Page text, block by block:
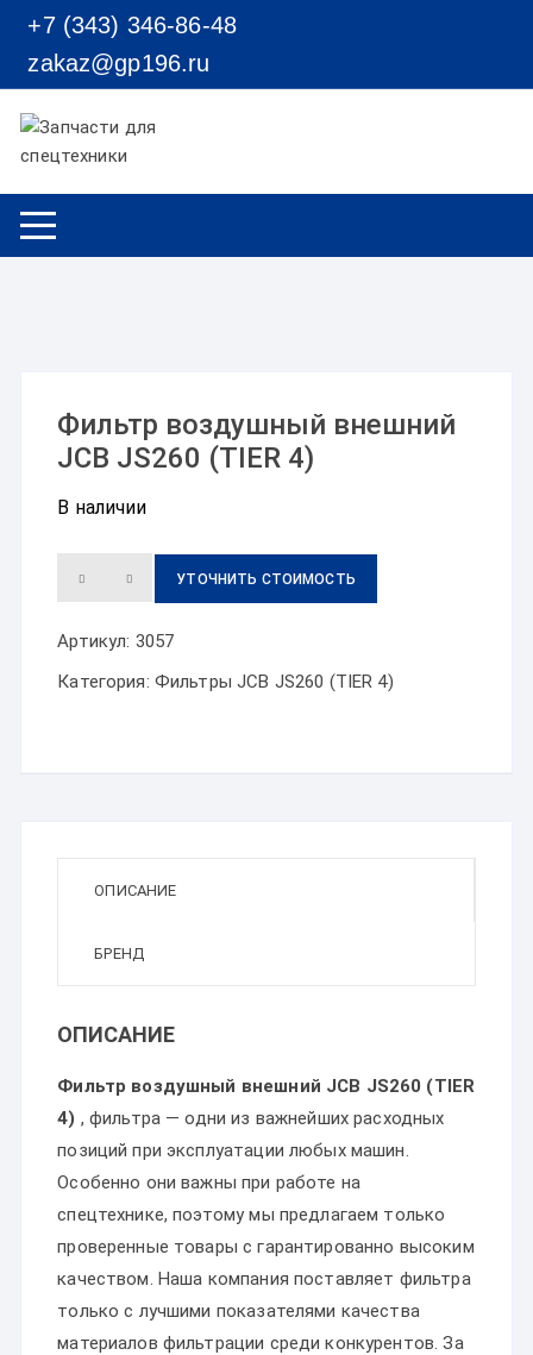
Перейти к содержимому
+7 (343) 346-86-48
zakaz@gp196.ru
Фильтр воздушный внешний
JCB JS260 (TIER 4)
В наличии
УТОЧНИТЬ СТОИМОСТЬ
Артикул: 3057
Категория: Фильтры JCB JS260 (TIER 4)
ОПИСАНИЕ
БРЕНД
ОПИСАНИЕ
Фильтр воздушный внешний JCB JS260 (TIER
4) , фильтра — одни из важнейших расходных
позиций при эксплуатации любых машин.
Особенно они важны при работе на
спецтехнике, поэтому мы предлагаем только
проверенные товары с гарантированно высоким
качеством. Наша компания поставляет фильтра
только с лучшими показателями качества
материалов фильтрации среди конкурентов. За